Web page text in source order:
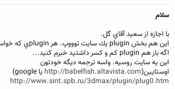
سلام
با اجازه از سعيد آقاي گل.
اين هم بخش plugin يك سايت توووپ. هر pluginي كه خواستيد بريد از اينجا داونلود كنيد.
اگه باز هم plugin كم و كسر داشتيد خبرم كنيد...
اين يه سايت روسيه. واسه ترجمه ديگه خودتون
اوستايين(http://babelfish.altavista.comيا google)
http://www.sint.spb.ru/3dmax/plugin/plug0.htm